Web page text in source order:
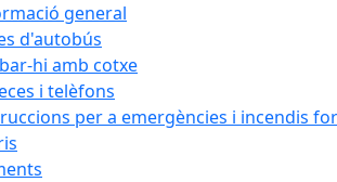
general
d'autobús
hi amb cotxe
i telèfons
per a emergències i incendis